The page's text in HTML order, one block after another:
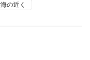
海の近く